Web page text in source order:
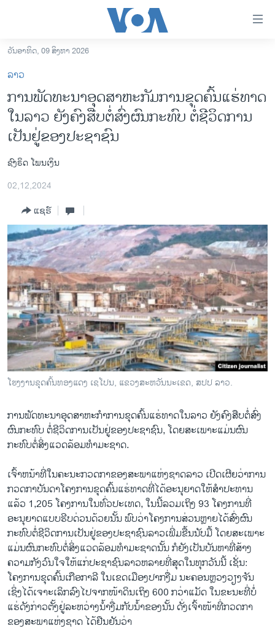
ເຂົ້າ
ຫາ
ຂ້າມ
ຂ້າມ
ໄປ
ຫາ
ຊອກ
ອາເມຣິກາ
ການເລືອກຕັ້ງ ປະທານາທີບໍດີ ສະຫະລັດ 2024
ອິດສະຫຼະພາບດ້ານການຂ່າວ
ຊີວິດຊາວລາວ
ຊຸມຊົນຊາວລາວ
ວິທະຍາສາດ-ເທັກໂນໂລຈີ
ທຸລະກິດ
ພາສາອັງກິດ
ວີດີໂອ
ສຽງ
ລາຍງານ
ຕິດຕາມພວກເຮົາ ທີ່
ພາສາຕ່າງໆ
ວັນອາທິດ, 09 ສິງຫາ 2026
ລາວ
ການພັດທະນາອຸດສາຫະກັມການຂຸດຄົ້ນແຮ່ທາດ
ໃນລາວ ຍັງຄົງສືບຕໍ່ສົ່ງຜົນກະທົບ ຕໍ່ຊີວິດການ
ເປັນຢູ່ຂອງປະຊາຊົນ
ຊົງຣິດ ໂພນເງິນ
02,12,2024
ແຊຣ໌
ໂຮງ​ງານ​ຂຸດ​ຄົ້ນ​ທອງ​ແດງ ເຊ​ໂປນ, ແຂວງສະ​ຫວັນ​ນະ​ເຂດ, ສ​ປ​ປ​ ລາວ.
ການພັດທະນາອຸດສາຫະກຳການຂຸດຄົ້ນແຮ່ທາດໃນລາວ ຍັງຄົງສືບຕໍ່ສົ່ງ
ຜົນກະທົບ ຕໍ່ຊີວິດການເປັນຢູ່ຂອງປະຊາຊົນ, ໂດຍສະເພາະແມ່ນຜົນ
ກະທົບຕໍ່ສິ່ງແວດລ້ອມທໍາມະຊາດ.
ເຈົ້າຫນ້າທີ່ໃນຄະນະກວດກາຂອງສະພາແຫ່ງຊາດລາວ ເປີດເຜີຍວ່າການ
ກວດກາບັນດາໂຄງການຂຸດຄົ້ນແຮ່ທາດທີ່ໄດ້ອະນຸຍາດໃຫ້ສໍາປະທານ
ແລ້ວ 1,205 ໂຄງການໃນທົ່ວປະເທດ, ໃນນີ້ລວມເຖິງ 93 ໂຄງການທີ່
ອະນຸຍາດແບບຮີບດ່ວນດ້ວຍນັ້ນ ພົບວ່າໂຄງການສ່ວນຫຼາຍໄດ້ສົ່ງຜົນ
ກະທົບຕໍ່ຊີວິດການເປັນຢູ່ຂອງປະຊາຊົນລາວເພີ່ມຂື້ນນັບມື້ ໂດຍສະເພາະ
ແມ່ນຜົນກະທົບຕໍ່ສິ່ງແວດລ້ອມທໍາມະຊາດນັ້ນ ກໍຍັງເປັນບັນຫາທີ່ສ້າງ
ຄວາມກັງວົນໃຈໃຫ້ແກ່ປະຊາຊົນລາວຫລາຍທີ່ສຸດໃນທຸກວັນນີ້ ເຊັ່ນ:
ໂຄງການຂຸດຄົ້ນເກືອກາລີ ໃນເຂດເມືອງປາກງື່ມ ນະຄອນຫຼວງວຽງຈັນ
ເຊິ່ງໄດ້ເຈາະເລິກ​ລົງໄປຈາກໜ້າດິນເຖິງ 600 ກວ່າແມັດ ໃນຂະນະ​ທີ່​ບໍ່​
ແຮ່ດັງກ່າວ​ຕັ້ງ​ຢູ່​ລະຫວ່າງ​ນ້ຳ​ງື່ມ​ກັບ​ນ້ຳຂອງນັ້ນ ດັ່ງເຈົ້າ​ໜ້າ​ທີ່​ກວດກາ
ຂອງສະພາ​ແຫ່ງ​ຊາດ ​ໄດ້​ຢືນ​ຢັນວ່າ